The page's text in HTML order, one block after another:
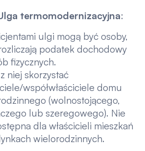
termomodernizacyjna:
ulgi mogą być osoby,
podatek dochodowy
fizycznych.
niej skorzystać
współwłaściciele domu
(wolnostojącego,
lub szeregowego). Nie
dla właścicieli mieszkań
wielorodzinnych.